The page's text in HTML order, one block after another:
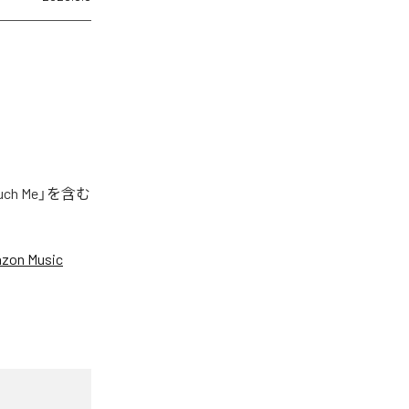
Me」を含む
Music